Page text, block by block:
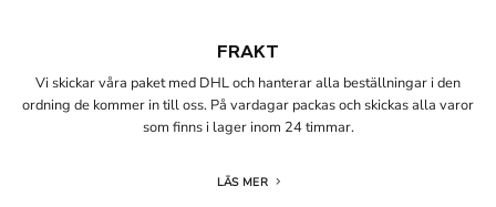
FRAKT
Vi skickar våra paket med DHL och hanterar alla beställningar i den
ordning de kommer in till oss. På vardagar packas och skickas alla varor
som finns i lager inom 24 timmar.
LÄS MER